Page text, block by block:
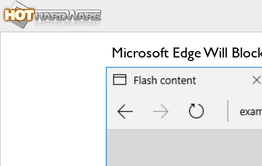
Microsoft Edge Will